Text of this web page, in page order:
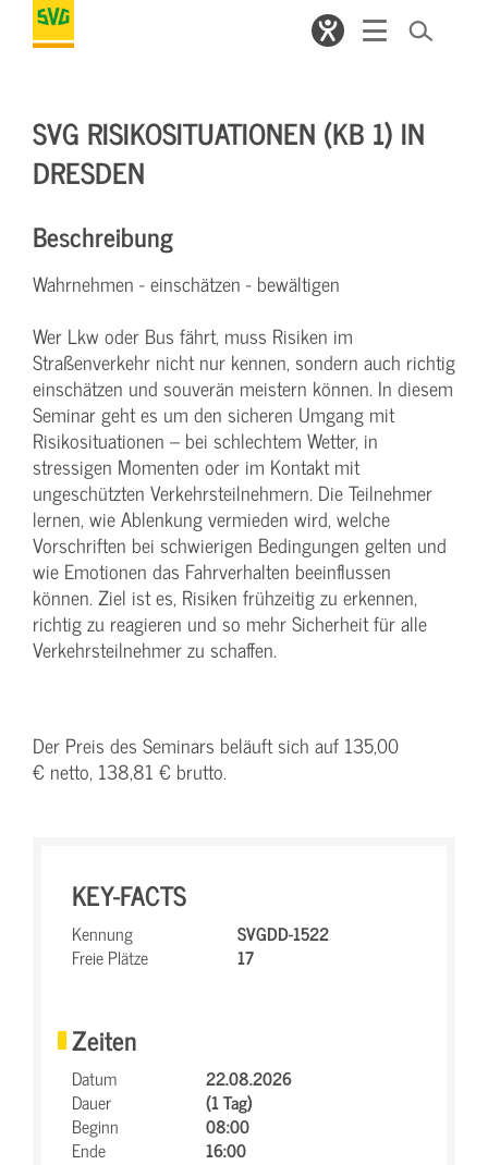
SVG RISIKOSITUATIONEN (KB 1) IN
DRESDEN
Beschreibung
Wahrnehmen - einschätzen - bewältigen
Wer Lkw oder Bus fährt, muss Risiken im
Straßenverkehr nicht nur kennen, sondern auch richtig
einschätzen und souverän meistern können. In diesem
Seminar geht es um den sicheren Umgang mit
Risikosituationen – bei schlechtem Wetter, in
stressigen Momenten oder im Kontakt mit
ungeschützten Verkehrsteilnehmern. Die Teilnehmer
lernen, wie Ablenkung vermieden wird, welche
Vorschriften bei schwierigen Bedingungen gelten und
wie Emotionen das Fahrverhalten beeinflussen
können. Ziel ist es, Risiken frühzeitig zu erkennen,
richtig zu reagieren und so mehr Sicherheit für alle
Verkehrsteilnehmer zu schaffen.
Der Preis des Seminars beläuft sich auf 135,00
€ netto, 138,81 € brutto.
KEY-FACTS
Kennung
SVGDD-1522
Freie Plätze
17
Zeiten
Datum
22.08.2026
Dauer
(1 Tag)
Beginn
08:00
Ende
16:00